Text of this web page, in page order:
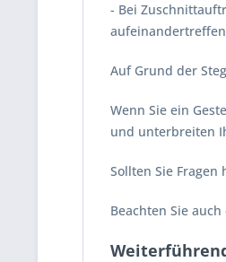
- Bei
Auf Grund der
Wenn Sie ein
und unterbreiten
Sollten Sie
Beachten Sie